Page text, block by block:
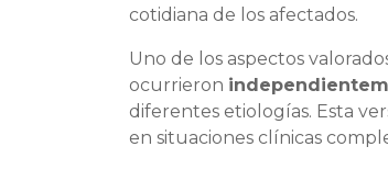
cotidiana de los afectados.
Uno de los aspectos
ocurrieron
diferentes etiologías. Esta
en situaciones clínicas